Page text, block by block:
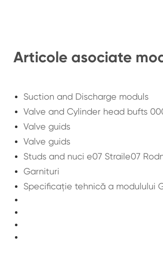
Articole asociate
Suction and Discharge moduls
Valve and Cylinder head bufts
Valve guids
Valve guids
Studs and nuci e07 Straile07
Garnituri
Specificație tehnică a modulului